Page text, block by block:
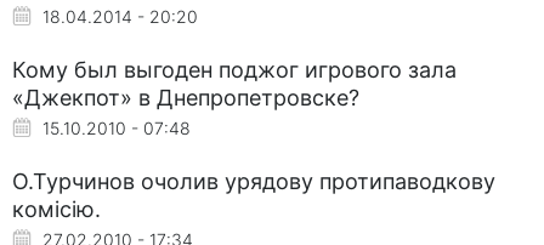
18.04.2014 - 20:20
Кому был выгоден поджог игрового зала
«Джекпот» в Днепропетровске?
15.10.2010 - 07:48
О.Турчинов очолив урядову протипаводкову
комісію.
27.02.2010 - 17:34